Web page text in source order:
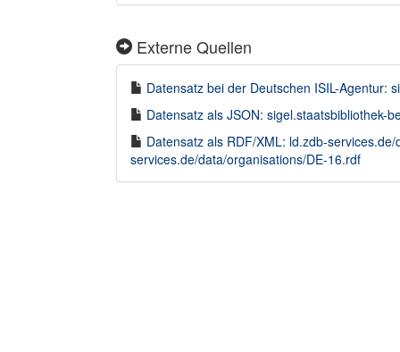
Externe Quellen
Datensatz bei der Deutschen ISIL-Agentur:
Datensatz als JSON: sigel.staatsbibliothek-
Datensatz als RDF/XML: ld.zdb-
services.de/data/organisations/DE-16.rdf